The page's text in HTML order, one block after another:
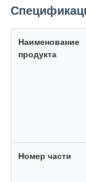
Наименование
продукта
Номер части